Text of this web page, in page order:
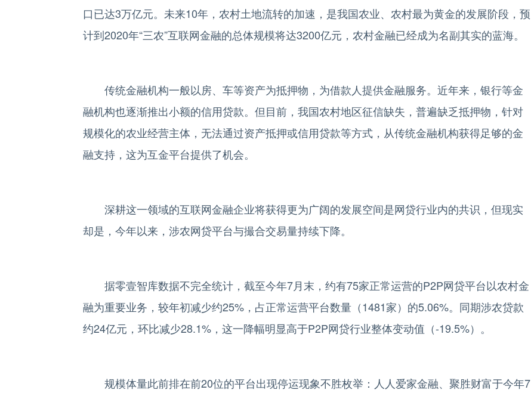
口已达3万亿元。未来10年，农村土地流转的加速，是我国农业、农村最为黄金的发展阶段，预
计到2020年“三农”互联网金融的总体规模将达3200亿元，农村金融已经成为名副其实的蓝海。
传统金融机构一般以房、车等资产为抵押物，为借款人提供金融服务。近年来，银行等金
融机构也逐渐推出小额的信用贷款。但目前，我国农村地区征信缺失，普遍缺乏抵押物，针对
规模化的农业经营主体，无法通过资产抵押或信用贷款等方式，从传统金融机构获得足够的金
融支持，这为互金平台提供了机会。
深耕这一领域的互联网金融企业将获得更为广阔的发展空间是网贷行业内的共识，但现实
却是，今年以来，涉农网贷平台与撮合交易量持续下降。
据零壹智库数据不完全统计，截至今年7月末，约有75家正常运营的P2P网贷平台以农村金
融为重要业务，较年初减少约25%，占正常运营平台数量（1481家）的5.06%。同期涉农贷款
约24亿元，环比减少28.1%，这一降幅明显高于P2P网贷行业整体变动值（-19.5%）。
规模体量此前排在前20位的平台出现停运现象不胜枚举：人人爱家金融、聚胜财富于今年7